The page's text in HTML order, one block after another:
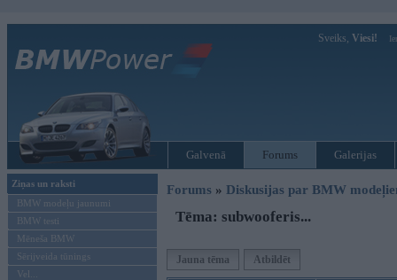
Sveiks, Viesi!
Galvenā Forums Galerijas
Ziņas un raksti
BMW modeļu jaunumi
BMW testi
Mēneša BMW
Sērijveida tūnings
Vel...
Forums » Diskusijas par BMW
Tēma: subwooferis...
Jauna tēma Atbildēt